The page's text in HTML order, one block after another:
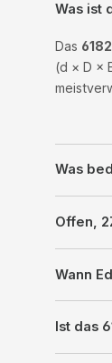
Was ist
Das
(d × D ×
Was
Offen,
Wann
Ist das